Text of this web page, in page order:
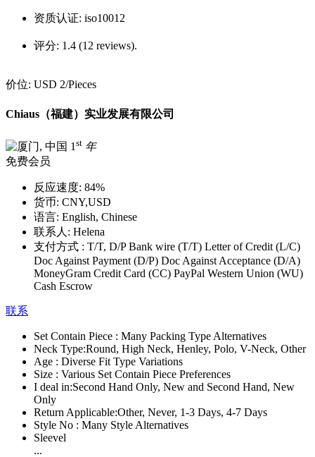
资质认证: iso10012
评分: 1.4 (12 reviews).
价位: USD 2/Pieces
Chiaus（福建）实业发展有限公司
1 st 年
免费会员
反应速度: 84%
货币: CNY,USD
语言: English, Chinese
联系人: Helena
支付方式 : T/T, D/P Bank wire (T/T) Letter of Credit (L/C)
Doc Against Payment (D/P) Doc Against Acceptance (D/A)
MoneyGram Credit Card (CC) PayPal Western Union (WU)
Cash Escrow
联系
Set Contain Piece : Many Packing Type Alternatives
Neck Type:Round, High Neck, Henley, Polo, V-Neck, Other
Age : Diverse Fit Type Variations
Size : Various Set Contain Piece Preferences
I deal in:Second Hand Only, New and Second Hand, New
Only
Return Applicable:Other, Never, 1-3 Days, 4-7 Days
Style No : Many Style Alternatives
Sleevel
...